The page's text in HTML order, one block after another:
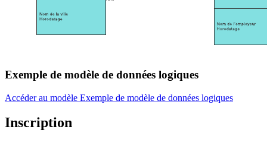
Exemple de modèle de données logiques
Accéder au modèle Exemple de modèle de données logiques
Inscription